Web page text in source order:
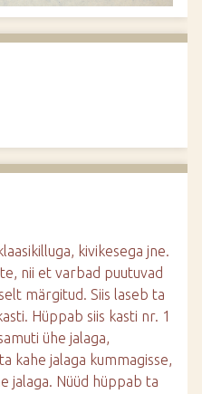
kivikesega jne.
nii et varbad puutuvad
märgitud. Siis laseb ta
Hüppab siis kasti nr. 1
ühe jalaga,
kahe jalaga kummagisse,
jalaga. Nüüd hüppab ta